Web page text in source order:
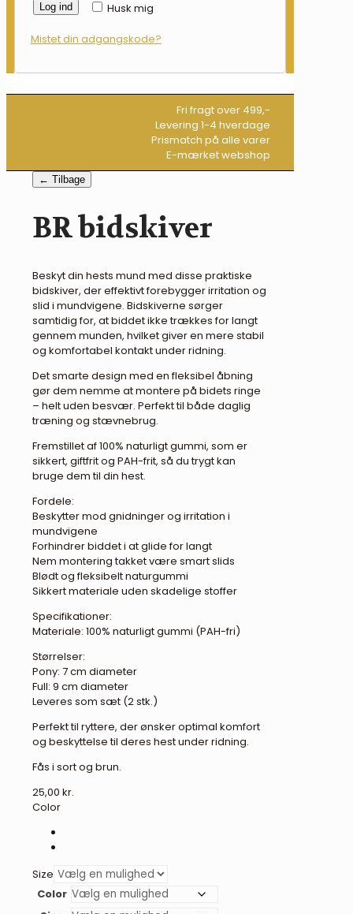
Husk mig
Log ind
Mistet din adgangskode?
Fri fragt over 499,-
Levering 1-4 hverdage
Prismatch på alle varer
E-mærket webshop
← Tilbage
BR bidskiver
Beskyt din hests mund med disse praktiske
bidskiver, der effektivt forebygger irritation og
slid i mundvigene. Bidskiverne sørger
samtidig for, at biddet ikke trækkes for langt
gennem munden, hvilket giver en mere stabil
og komfortabel kontakt under ridning.
Det smarte design med en fleksibel åbning
gør dem nemme at montere på bidets ringe
– helt uden besvær. Perfekt til både daglig
træning og stævnebrug.
Fremstillet af 100% naturligt gummi, som er
sikkert, giftfrit og PAH-frit, så du trygt kan
bruge dem til din hest.
Fordele:
Beskytter mod gnidninger og irritation i
mundvigene
Forhindrer biddet i at glide for langt
Nem montering takket være smart slids
Blødt og fleksibelt naturgummi
Sikkert materiale uden skadelige stoffer
Specifikationer:
Materiale: 100% naturligt gummi (PAH-fri)
Størrelser:
Pony: 7 cm diameter
Full: 9 cm diameter
Leveres som sæt (2 stk.)
Perfekt til ryttere, der ønsker optimal komfort
og beskyttelse til deres hest under ridning.
Fås i sort og brun.
25,00 kr.
Color
Size
Color